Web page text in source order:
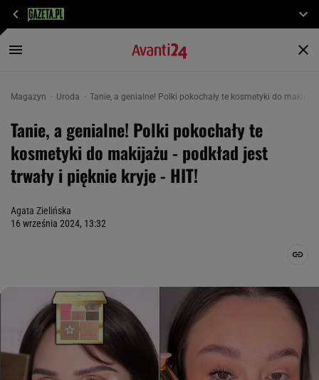
Magazyn Uroda Tanie, a genialne! Polki pokochały te kosmetyki do
Tanie, a genialne! Polki pokochały te
kosmetyki do makijażu - podkład jest
trwały i pięknie kryje - HIT!
Agata Zielińska
16 września 2024, 13:32